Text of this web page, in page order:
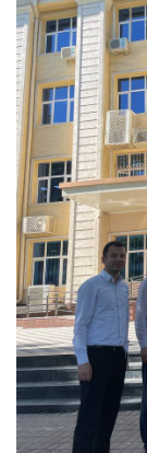
* Barcha